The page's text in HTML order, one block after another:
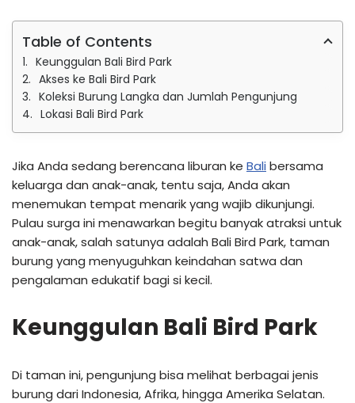
Table of Contents
Keunggulan Bali Bird Park
Akses ke Bali Bird Park
Koleksi Burung Langka dan Jumlah Pengunjung
Lokasi Bali Bird Park
Jika Anda sedang berencana liburan ke Bali bersama
keluarga dan anak-anak, tentu saja, Anda akan
menemukan tempat menarik yang wajib dikunjungi.
Pulau surga ini menawarkan begitu banyak atraksi untuk
anak-anak, salah satunya adalah Bali Bird Park, taman
burung yang menyuguhkan keindahan satwa dan
pengalaman edukatif bagi si kecil.
Keunggulan Bali Bird Park
Di taman ini, pengunjung bisa melihat berbagai jenis
burung dari Indonesia, Afrika, hingga Amerika Selatan.